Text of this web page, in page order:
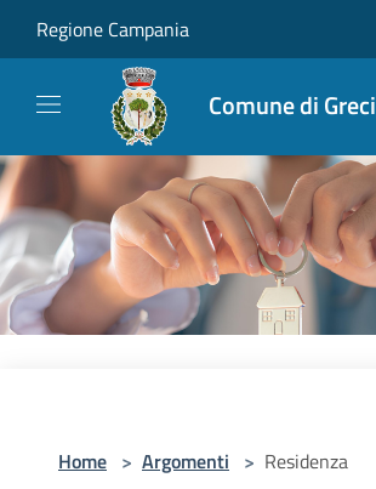
Regione Campania
Comune di Greci
Home > Argomenti > Residenza